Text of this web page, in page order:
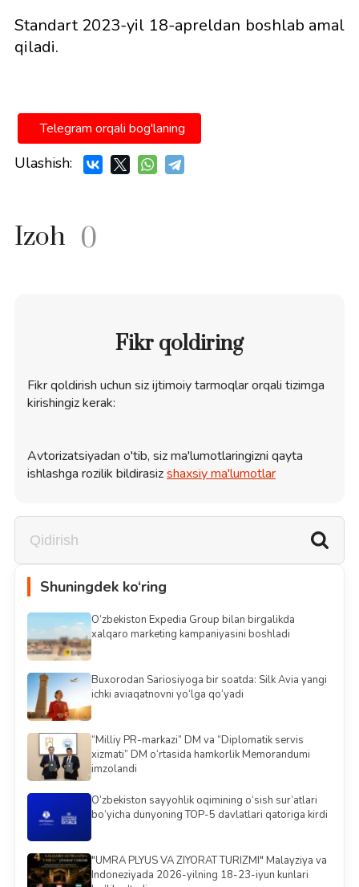
Standart 2023-yil 18-apreldan boshlab amal
qiladi.
Telegram orqali bog'laning
Ulashish:
Izoh 0
Fikr qoldiring
Fikr qoldirish uchun siz ijtimoiy tarmoqlar orqali tizimga
kirishingiz kerak:
Avtorizatsiyadan o'tib, siz ma'lumotlaringizni qayta
ishlashga rozilik bildirasizshaxsiy ma'lumotlar
Shuningdek ko‘ring
O‘zbekiston Expedia Group bilan birgalikda
xalqaro marketing kampaniyasini boshladi
Buxorodan Sariosiyoga bir soatda: Silk Avia yangi
ichki aviaqatnovni yo‘lga qo‘yadi
“Milliy PR-markazi” DM va “Diplomatik servis
xizmati” DM o‘rtasida hamkorlik Memorandumi
imzolandi
O‘zbekiston sayyohlik oqimining o‘sish sur’atlari
bo‘yicha dunyoning TOP-5 davlatlari qatoriga kirdi
"UMRA PLYUS VA ZIYORAT TURIZMI" Malayziya va
Indoneziyada 2026-yilning 18-23-iyun kunlari